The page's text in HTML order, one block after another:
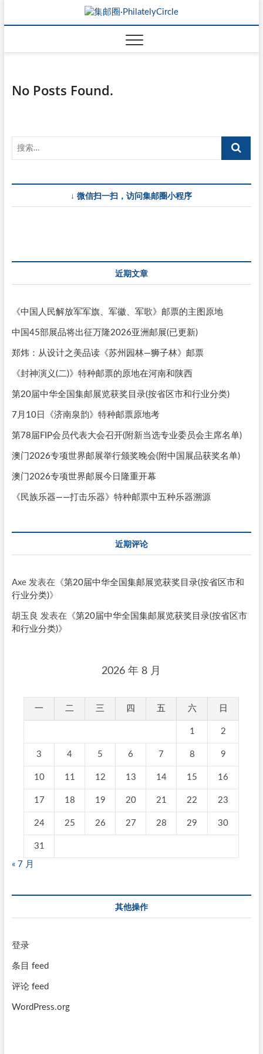
No Posts Found.
↓ 微信扫一扫，访问集邮圈小程序
近期文章
《中国人民解放军军旗、军徽、军歌》邮票的主图原地
中国45部展品将出征万隆2026亚洲邮展(已更新)
郑炜：从设计之美品读《苏州园林—狮子林》邮票
《封神演义(二)》特种邮票的原地在河南和陕西
第20届中华全国集邮展览获奖目录(按省区市和行业分类)
7月10日《济南泉韵》特种邮票原地考
第78届FIP会员代表大会召开(附新当选专业委员会主席名单)
澳门2026专项世界邮展举行颁奖晚会(附中国展品获奖名单)
澳门2026专项世界邮展今日隆重开幕
《民族乐器——打击乐器》特种邮票中五种乐器溯源
近期评论
Axe发表在《第20届中华全国集邮展览获奖目录(按省区市和
行业分类)》
胡玉良 发表在《第20届中华全国集邮展览获奖目录(按省区市
和行业分类)》
2026 年 8 月
一 二 三 四 五 六 日
1 2
3 4 5 6 7 8 9
10 11 12 13 14 15 16
17 18 19 20 21 22 23
24 25 26 27 28 29 30
31
« 7 月
其他操作
登录
条目 feed
评论 feed
WordPress.org